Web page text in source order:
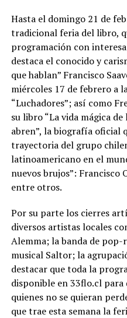
Hasta el domingo 21 de
tradicional feria del libro,
programación con
destaca el conocido y
que hablan” Francisco
miércoles 17 de febrero a
“Luchadores”; así como
su libro “La vida mágica de
abren”, la biografía oficial
trayectoria del grupo
latinoamericano en el
nuevos brujos”: Francisco
entre otros.
Por su parte los cierres
diversos artistas locales
Alemma; la banda de
musical Saltor; la
destacar que toda la
disponible en 33flo.cl para
quienes no se quieran
que trae esta semana la